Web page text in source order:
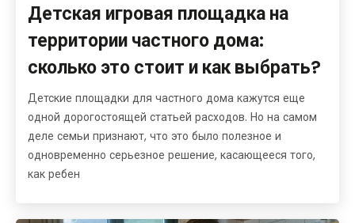
Детская игровая площадка на
территории частного дома:
сколько это стоит и как выбрать?
Детские площадки для частного дома кажутся еще
одной дорогостоящей статьей расходов. Но на самом
деле семьи признают, что это было полезное и
одновременно серьезное решение, касающееся того,
как ребен